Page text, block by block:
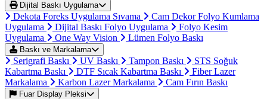
Dijital Baskı Uygulama
Dekota Foreks Uygulama Sıvama
Cam Dekor Folyo Kumlama
Uygulama
Dijital Baskı Folyo Uygulama
Folyo Kesim
Uygulama
One Way Vision Lümen Folyo Baskı
Baskı ve Markalama
Serigrafi Baskı UV Baskı Tampon Baskı
STS Soğuk
Kabartma Baskı
DTF Sıcak Kabartma Baskı
Fiber Lazer
Markalama
Karbon Lazer Markalama Cam Fırın Baskı
Fuar Display Pleksi